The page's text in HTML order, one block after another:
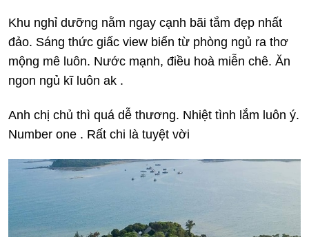
Khu nghỉ dưỡng nằm ngay cạnh bãi tắm đẹp nhất
đảo. Sáng thức giấc view biển từ phòng ngủ ra thơ
mộng mê luôn. Nước mạnh, điều hoà miễn chê. Ăn
ngon ngủ kĩ luôn ak .
Anh chị chủ thì quá dễ thương. Nhiệt tình lắm luôn ý.
Number one . Rất chi là tuyệt vời